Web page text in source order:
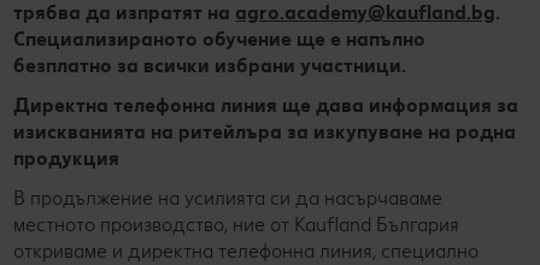
трябва да изпратят на agro.academy@kaufland.bg.
Специализираното обучение ще е напълно
безплатно за всички избрани участници.
Директна телефонна линия ще дава информация за
изискванията на ритейлъра за изкупуване на родна
продукция
В продължение на усилията си да насърчаваме
местното производство, ние от Kaufland България
откриваме и директна телефонна линия, специално